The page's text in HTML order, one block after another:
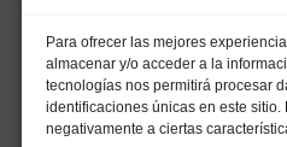
Para ofrecer las mejores
almacenar y/o acceder a la
tecnologías nos permitirá procesar
identificaciones únicas en este
negativamente a ciertas